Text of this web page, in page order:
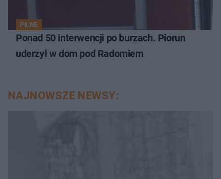
PILNE
Ponad 50 interwencji po burzach. Piorun
uderzył w dom pod Radomiem
NAJNOWSZE NEWSY: